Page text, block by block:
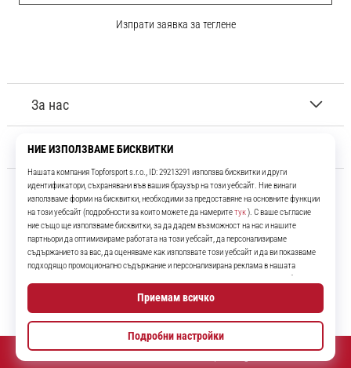
11teamsports.bg
Повече от 16 години ние сме ваши съотборници, представяйки ви
най-добрите и най-новите футболни продукти.
InstagramYouTube
За нас
Обслужване на клиенти
Изпрати заявка за теглене